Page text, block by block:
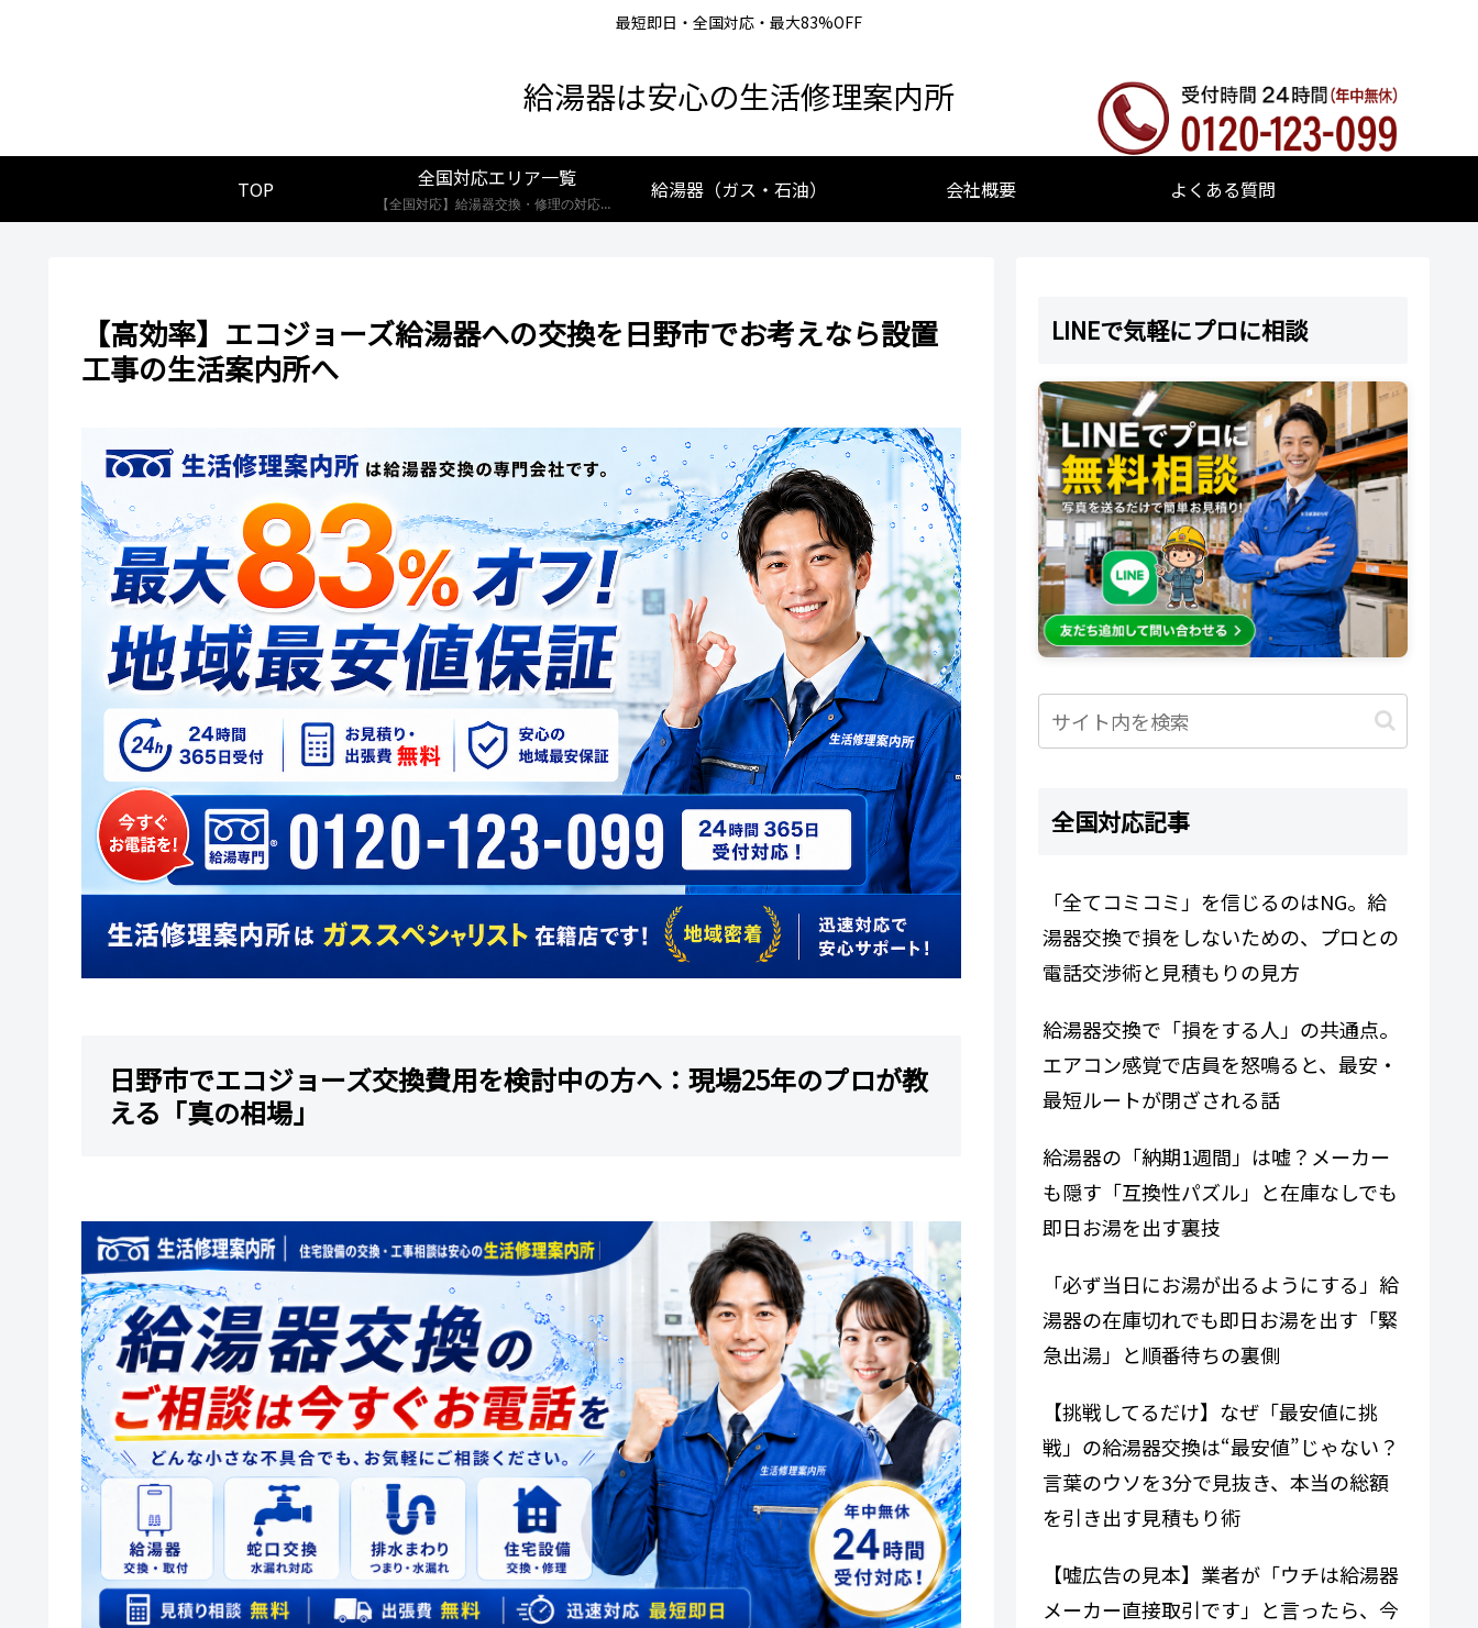
最短即日・全国対応・最大83%OFF
給湯器は安心の生活修理案内所
TOP 全国対応エリア一覧
【全国対応】給湯器交換・修理の対応エリア一覧。北海道から沖縄まで、創業25年の実績あるプロが最短即日で駆けつけます。リンナイ・ノーリツ・パロマなど全メーカー対応。お住まいの地域の施工事例や費用相場をご確認いただけます。
給湯器（ガス・石油） 会社概要 よくある質問
【高効率】エコジョーズ給湯器への交換を日野市でお考えなら設置
工事の生活案内所へ
日野市でエコジョーズ交換費用を検討中の方へ：現場25年のプロが教
える「真の相場」
LINEで気軽にプロに相談
全国対応記事
「全てコミコミ」を信じるのはNG。給
湯器交換で損をしないための、プロとの
電話交渉術と見積もりの見方
給湯器交換で「損をする人」の共通点。
エアコン感覚で店員を怒鳴ると、最安・
最短ルートが閉ざされる話
給湯器の「納期1週間」は嘘？メーカー
も隠す「互換性パズル」と在庫なしでも
即日お湯を出す裏技
「必ず当日にお湯が出るようにする」給
湯器の在庫切れでも即日お湯を出す「緊
急出湯」と順番待ちの裏側
【挑戦してるだけ】なぜ「最安値に挑
戦」の給湯器交換は“最安値”じゃない？
言葉のウソを3分で見抜き、本当の総額
を引き出す見積もり術
【嘘広告の見本】業者が「ウチは給湯器
メーカー直接取引です」と言ったら、今